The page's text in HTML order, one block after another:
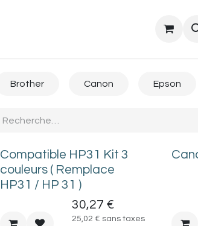
Brother Canon Epson
Compatible HP31 Kit 3
couleurs ( Remplace
HP31 / HP 31 )
30,27 €
25,02 € sans taxes